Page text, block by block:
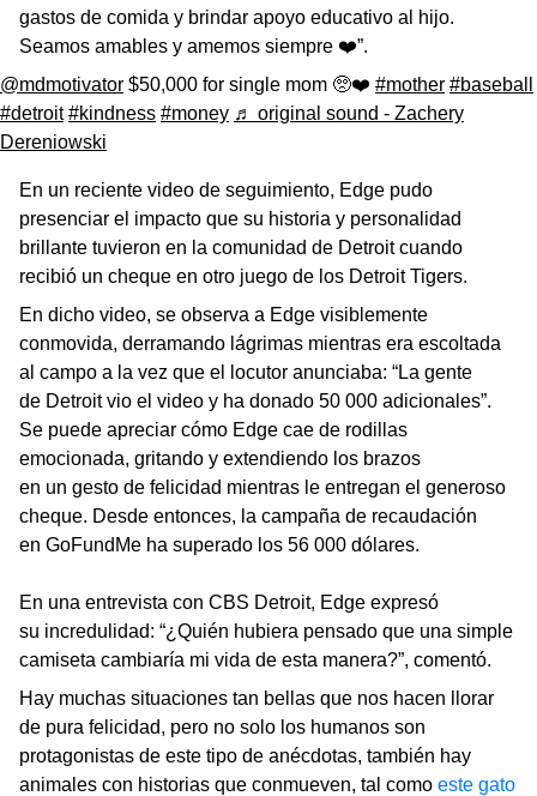
gastos de comida y brindar apoyo educativo al hijo.
Seamos amables y amemos siempre ❤️”.
@mdmotivator $50,000 for single mom 🥺❤️ #mother #baseball
#detroit #kindness #money ♬ original sound - Zachery
Dereniowski
En un reciente video de seguimiento, Edge pudo
presenciar el impacto que su historia y personalidad
brillante tuvieron en la comunidad de Detroit cuando
recibió un cheque en otro juego de los Detroit Tigers.
En dicho video, se observa a Edge visiblemente
conmovida, derramando lágrimas mientras era escoltada
al campo a la vez que el locutor anunciaba: “La gente
de Detroit vio el video y ha donado 50 000 adicionales”.
Se puede apreciar cómo Edge cae de rodillas
emocionada, gritando y extendiendo los brazos
en un gesto de felicidad mientras le entregan el generoso
cheque. Desde entonces, la campaña de recaudación
en GoFundMe ha superado los 56 000 dólares.
En una entrevista con CBS Detroit, Edge expresó
su incredulidad: “¿Quién hubiera pensado que una simple
camiseta cambiaría mi vida de esta manera?”, comentó.
Hay muchas situaciones tan bellas que nos hacen llorar
de pura felicidad, pero no solo los humanos son
protagonistas de este tipo de anécdotas, también hay
animales con historias que conmueven, tal como este gato